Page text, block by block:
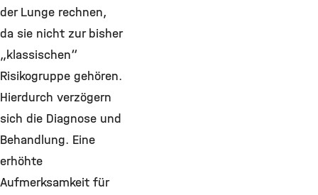
der Lunge rechnen,
da sie nicht zur bisher
„klassischen“
Risikogruppe gehören.
Hierdurch verzögern
sich die Diagnose und
Behandlung. Eine
erhöhte
Aufmerksamkeit für